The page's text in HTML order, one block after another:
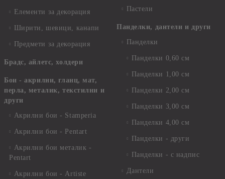
Елементи за декорация
Ширити, шевици, канапи
Предмети за декорация
Брадс, айлетс, холдери
Бои - акрилни, гланц, мат,
перла, металик, текстилни и
други
Акрилни бои - Stamperia
Акрилни бои - Pentart
Акрилни бои металик -
Pentart
Акрилни бои - Artiste
Пастели
Панделки, дантели и други
Панделки
Панделки 0,60 см
Панделки 1,00 см
Панделки 2,00 см
Панделки 3,00 см
Панделки 4,00 см
Панделки - други
Панделки - с надпис
Дантели